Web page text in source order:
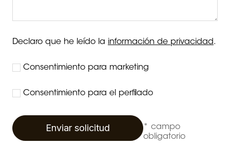
Declaro que he leído la información de privacidad.
Consentimiento para marketing
Consentimiento para el perfilado
Enviar solicitud
* campo
obligatorio